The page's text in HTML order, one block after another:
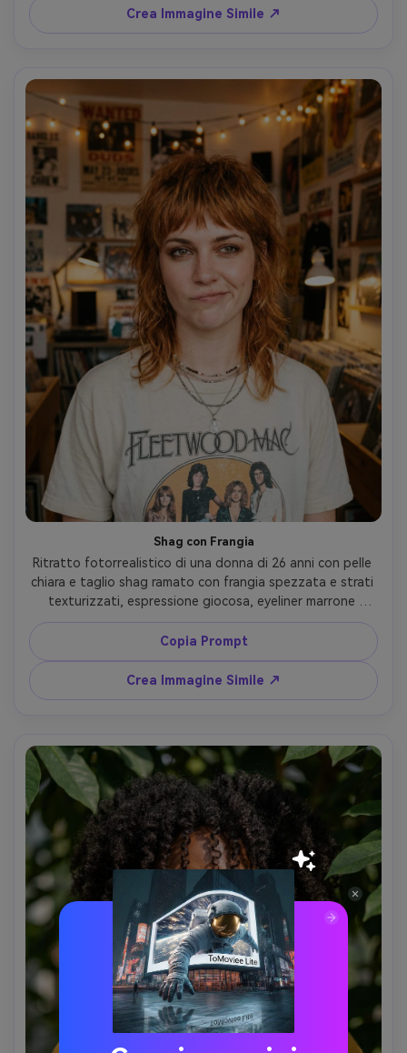
direzione realistica delle ciocche e volume nella frangia,
color pulito, messa a fuoco nitida --ar 4:5
Crea Immagine Simile ↗
Shag con Frangia
Ritratto fotorrealistico di una donna di 26 anni con pelle
chiara e taglio shag ramato con frangia spezzata e strati
texturizzati, espressione giocosa, eyeliner marrone
sfumato, indossa t-shirt band vintage e collane
stratificate, sfondo negozio di dischi, luce calda
tungsteno con grana film delicata, Leica SL2, 50mm f/1.4,
composizione leggermente decentrata, capelli
svolazzanti naturali, raggruppamento realistico e
Copia Prompt
Crea Immagine Simile ↗